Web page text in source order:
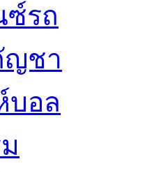
รถ
ญชา
บอล